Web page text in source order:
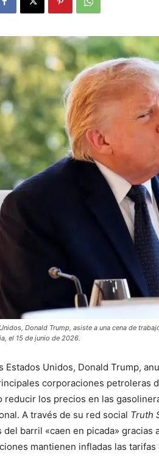
Donald Trump, asiste a una cena de
el 15 de junio de 2026.
Estados Unidos, Donald Trump,
corporaciones petroleras
reducir los precios en las
A través de su red social Truth
barril «caen en picada» gracias
mantienen infladas las